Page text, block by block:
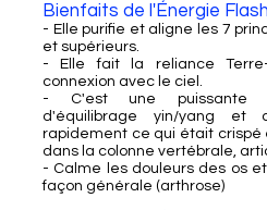
Bienfaits de l'Énergie Flash
- Elle purifie et aligne les 7
et supérieurs.
- Elle fait la reliance
connexion avec le ciel.
- C'est une puissante
d'équilibrage yin/yang et
rapidement ce qui était crispé
dans la colonne vertébrale,
- Calme les douleurs des os
façon générale (arthrose)